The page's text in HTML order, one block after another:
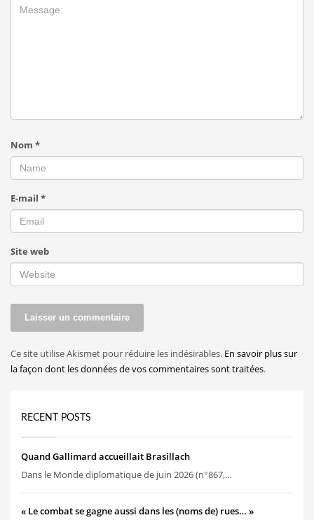
Nom *
E-mail *
Site web
Ce site utilise Akismet pour réduire les indésirables. En savoir plus sur
la façon dont les données de vos commentaires sont traitées.
RECENT POSTS
Quand Gallimard accueillait Brasillach
Dans le Monde diplomatique de juin 2026 (n°867,...
« Le combat se gagne aussi dans les (noms de) rues… »